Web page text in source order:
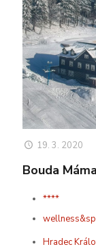
19. 3. 2020
Bouda
****
Hradec